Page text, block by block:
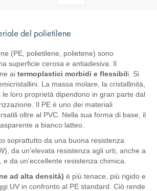
del polietilene
(PE, polietilene, polietene) sono
superficie cerosa e antiadesiva. Il
ai termoplastici morbidi e flessibili. Si
La massa molare, la cristallinità,
le loro proprietà dipendono in gran parte dal
Il PE è uno dei materiali
oltre al PVC. Nella sua forma di base, il
a bianco latteo.
soprattutto da una buona resistenza
da un'elevata resistenza agli urti, anche a
da un'eccellente resistenza chimica.
ad alta densità) è più tenace, più rigido e
UV in confronto al PE standard. Ciò rende